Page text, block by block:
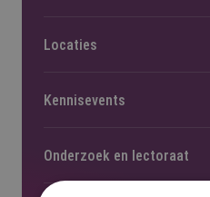
Locaties
Kennisevents
Onderzoek en lectoraat